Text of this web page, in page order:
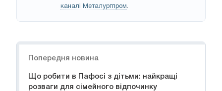
каналі Металургпром.
Попередня новина
Що робити в Пафосі з дітьми: найкращі
розваги для сімейного відпочинку